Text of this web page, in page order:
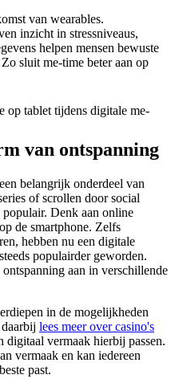
van wearables.
inzicht in stressniveaus,
helpen mensen bewuste
sluit me-time beter aan op
van ontspanning
belangrijk onderdeel van
of scrollen door social
Denk aan online
de smartphone. Zelfs
hebben nu een digitale
populairder geworden.
aan in verschillende
in de mogelijkheden
lees meer over casino's
vermaak hierbij passen.
vermaak en kan iedereen
past.